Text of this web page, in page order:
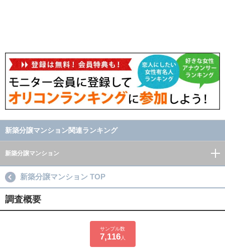
新築分譲マンション関連ランキング
新築分譲マンション
新築分譲マンション TOP
調査概要
サンプル数
7,116人